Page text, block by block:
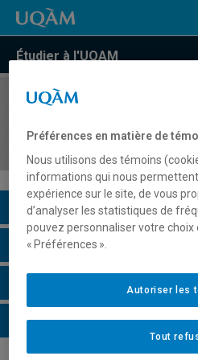
Étudier à l'UQAM
COURS//
tourisme
Description du cours
Horaire - Été 2026
Horaire - Automne 2026
Horaire - Hiver 2027
Préférences en matière de
Nous utilisons des témoins
informations qui nous
expérience sur le site, de vous
d’analyser les statistiques de
pouvez personnaliser votre
« Préférences ».
Tout
Autoriser les